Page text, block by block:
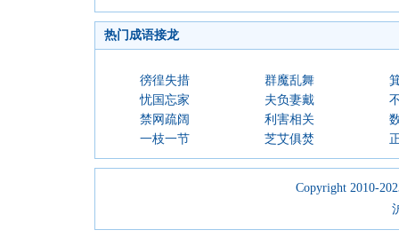
热门成语接龙
徬徨失措 群魔乱舞
忧国忘家
夫负妻戴
禁网疏阔
利害相关
一枝一节
芝艾俱焚
Copyright 2010-